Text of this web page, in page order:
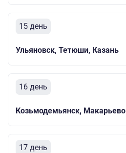
15 день
Ульяновск, Тетюши, Казань
16 день
Козьмодемьянск, Макарьево
17 день